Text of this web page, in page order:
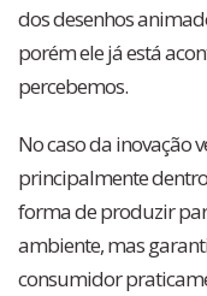
dos desenhos
porém ele já está
percebemos.
No caso da inovação
principalmente
forma de produzir
ambiente, mas
consumidor